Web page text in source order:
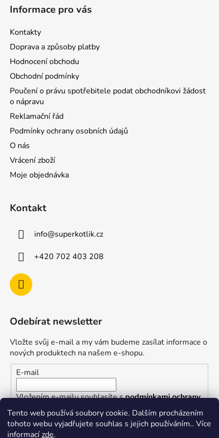
Tento web používá soubory cookie. Dalším procházením
tohoto webu vyjadřujete souhlas s jejich používáním.. Více
informacízde.
Informace pro vás
Kontakty
Doprava a způsoby platby
Hodnocení obchodu
Obchodní podmínky
Poučení o právu spotřebitele podat obchodníkovi žádost
o nápravu
Reklamační řád
Podmínky ochrany osobních údajů
O nás
Vrácení zboží
Moje objednávka
Kontakt
info@superkotlik.cz
+420 702 403 208
Odebírat newsletter
Vložte svůj e-mail a my vám budeme zasílat informace o
nových produktech na našem e-shopu.
E-mail
Vložením e-mailu souhlasíte spodmínkami ochrany
osobních údajů
PŘIHLÁSIT SE